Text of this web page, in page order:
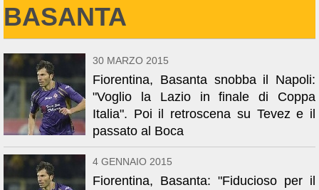
BASANTA
30 MARZO 2015
Fiorentina, Basanta snobba il Napoli:
"Voglio la Lazio in finale di Coppa
Italia". Poi il retroscena su Tevez e il
passato al Boca
4 GENNAIO 2015
Fiorentina, Basanta: "Fiducioso per il